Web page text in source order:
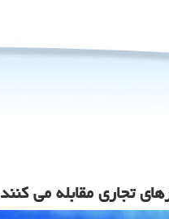
تجاری مقابله می کنند